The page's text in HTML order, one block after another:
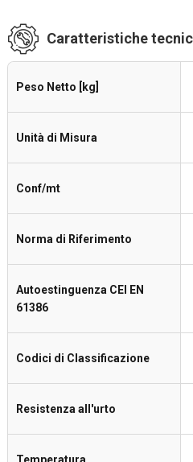
Caratteristiche
Peso Netto [kg]
Unità di Misura
Conf/mt
Norma di Riferimento
Autoestinguenza CEI EN
61386
Codici di Classificazione
Resistenza all'urto